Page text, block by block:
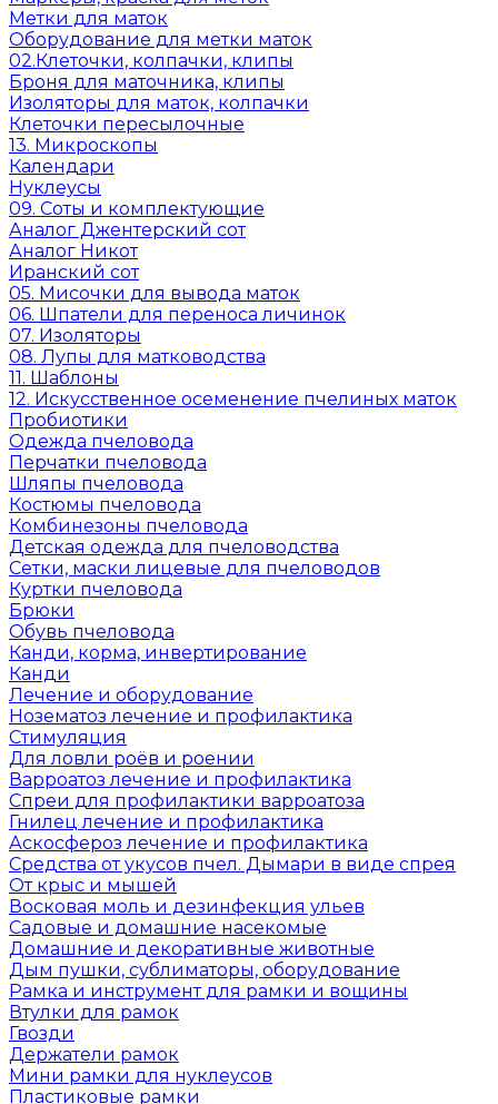
Метки для маток
Оборудование для метки маток
02.Клеточки, колпачки, клипы
Броня для маточника, клипы
Изоляторы для маток, колпачки
Клеточки пересылочные
13. Микроскопы
Календари
Нуклеусы
09. Соты и комплектующие
Аналог Джентерский сот
Аналог Никот
Иранский сот
05. Мисочки для вывода маток
06. Шпатели для переноса личинок
07. Изоляторы
08. Лупы для матководства
11. Шаблоны
12. Искусственное осеменение пчелиных маток
Пробиотики
Одежда пчеловода
Перчатки пчеловода
Шляпы пчеловода
Костюмы пчеловода
Комбинезоны пчеловода
Детская одежда для пчеловодства
Сетки, маски лицевые для пчеловодов
Куртки пчеловода
Брюки
Обувь пчеловода
Канди, корма, инвертирование
Канди
Лечение и оборудование
Нозематоз лечение и профилактика
Стимуляция
Для ловли роёв и роении
Варроатоз лечение и профилактика
Спреи для профилактики варроатоза
Гнилец лечение и профилактика
Аскосфероз лечение и профилактика
Средства от укусов пчел. Дымари в виде спрея
От крыс и мышей
Восковая моль и дезинфекция ульев
Садовые и домашние насекомые
Домашние и декоративные животные
Дым пушки, сублиматоры, оборудование
Рамка и инструмент для рамки и вощины
Втулки для рамок
Гвозди
Держатели рамок
Мини рамки для нуклеусов
Пластиковые рамки